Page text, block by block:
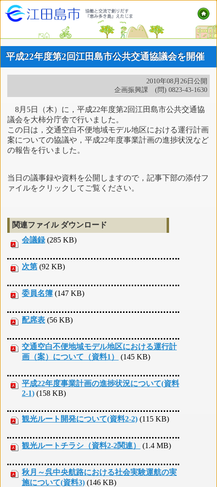
平成22年度第2回江田島市公共交通協議会を開催
2010年08月26日公開
企画振興課 (問) 0823-43-1630
8月5日（木）に，平成22年度第2回江田島市公共交通協
議会を大柿分庁舎で行いました。
この日は，交通空白不便地域モデル地区における運行計画
案についての協議や，平成22年度事業計画の進捗状況など
の報告を行いました。
当日の議事録や資料を公開しますので，記事下部の添付フ
ァイルをクリックしてご覧ください。
関連ファイル ダウンロード
会議録 (285 KB)
次第 (92 KB)
委員名簿 (147 KB)
配席表 (56 KB)
交通空白不便地域モデル地区における運行計
画（案）について（資料1）
(145 KB)
平成22年度事業計画の進捗状況について(資料
2-1) (158 KB)
観光ルート開発について(資料2-2) (115 KB)
観光ルートチラシ（資料2-2関連） (1.4 MB)
秋月～呉中央航路における社会実験運航の実
施について(資料3) (146 KB)